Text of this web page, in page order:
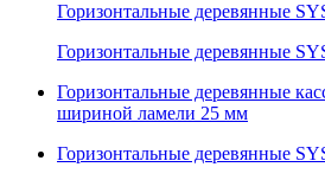
Горизонтальные деревянные
Горизонтальные деревянные
Горизонтальные деревянные
шириной ламели 25 мм
Горизонтальные деревянные